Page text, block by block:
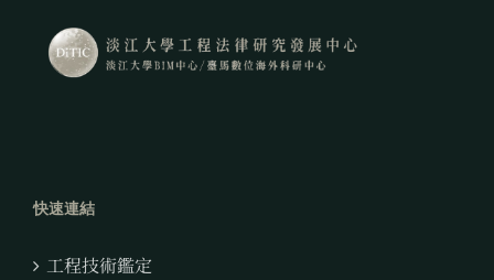
快速連結
工程技術鑑定